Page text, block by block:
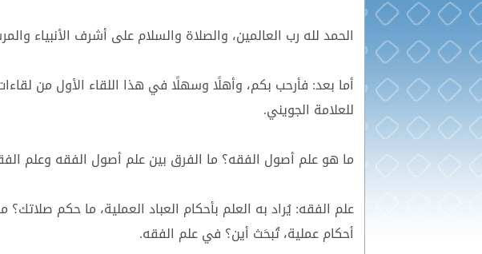
الحمد لله رب العالمين، والصلاة والسلام على أشرف الأنبياء
أما بعد: فأرحب بكم، وأهلًا وسهلًا في هذا اللقاء الأول من
للعلامة الجويني.
ما هو علم أصول الفقه؟ ما الفرق بين علم أصول الفقه وعلم
علم الفقه: يُراد به العلم بأحكام العباد العملية، ما حكم
أحكام عملية، تُبحَث أين؟ في علم الفقه.